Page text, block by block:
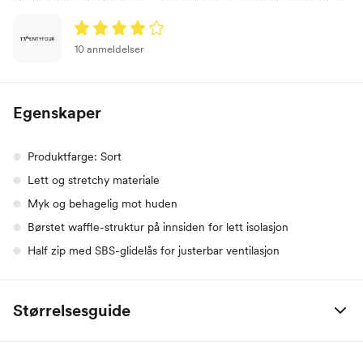
10 anmeldelser
Egenskaper
Produktfarge: Sort
Lett og stretchy materiale
Myk og behagelig mot huden
Børstet waffle-struktur på innsiden for lett isolasjon
Half zip med SBS-glidelås for justerbar ventilasjon
Størrelsesguide